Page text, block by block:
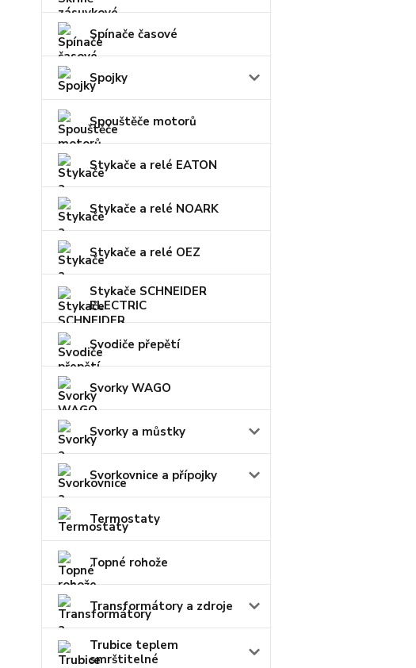
Spínače časové
Spojky
Spouštěče motorů
Stykače a relé EATON
Stykače a relé NOARK
Stykače a relé OEZ
Stykače SCHNEIDER
ELECTRIC
Svodiče přepětí
Svorky WAGO
Svorky a můstky
Svorkovnice a přípojky
Termostaty
Topné rohože
Transformátory a zdroje
Trubice teplem
smrštitelné